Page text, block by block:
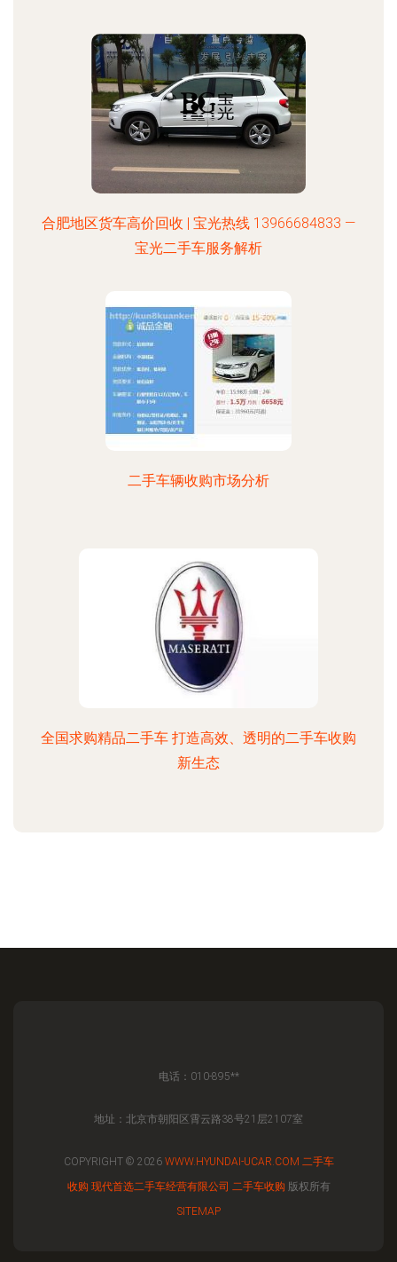
合肥地区货车高价回收 | 宝光热线 13966684833 —
宝光二手车服务解析
二手车辆收购市场分析
全国求购精品二手车 打造高效、透明的二手车收购
新生态
电话：010-895**
地址：北京市朝阳区霄云路38号21层2107室
COPYRIGHT © 2026 WWW.HYUNDAI-UCAR.COM 二手车
收购 现代首选二手车经营有限公司 二手车收购 版权所有
SITEMAP